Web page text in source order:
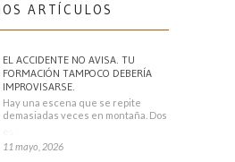
ARTÍCULOS
EL ACCIDENTE NO AVISA. TU
FORMACIÓN TAMPOCO DEBERÍA
IMPROVISARSE.
Hay una escena que se repite
demasiadas veces en montaña. Dos
11 mayo, 2026